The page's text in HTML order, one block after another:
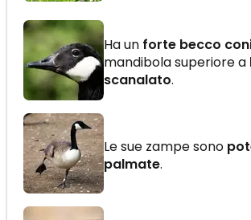
Ha un forte becco
mandibola superiore a
scanalato.
Le sue zampe sono
palmate.